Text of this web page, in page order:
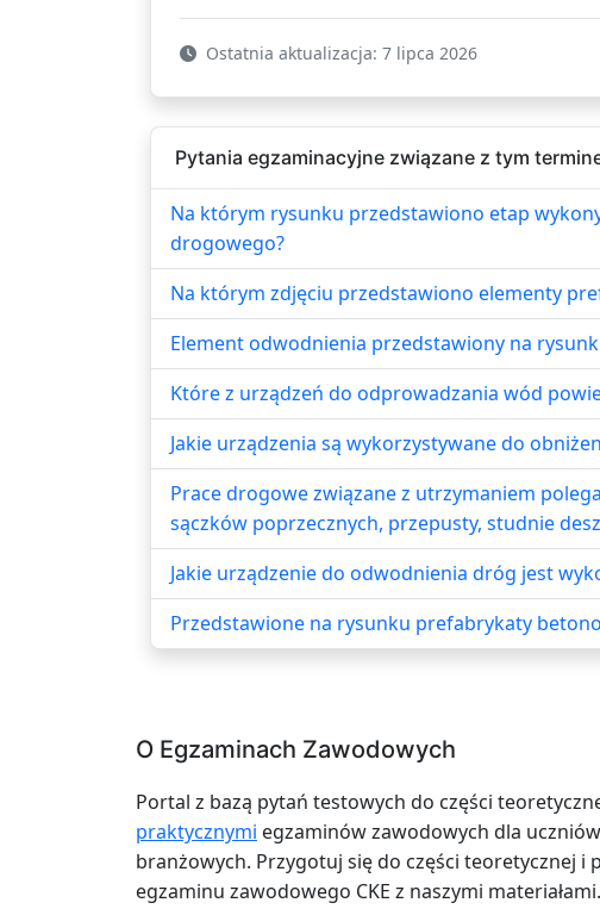
Ostatnia aktualizacja: 7 lipca 2026
Pytania egzaminacyjne związane z tym
Na którym rysunku przedstawiono etap
drogowego?
Na którym zdjęciu przedstawiono elementy
Element odwodnienia przedstawiony na
Które z urządzeń do odprowadzania wód
Jakie urządzenia są wykorzystywane do
Prace drogowe związane z utrzymaniem
sączków poprzecznych, przepusty, studnie
Jakie urządzenie do odwodnienia dróg jest
Przedstawione na rysunku prefabrykaty
O Egzaminach Zawodowych
Portal z bazą pytań testowych do części
praktycznymi egzaminów zawodowych dla
branżowych. Przygotuj się do części teoretycznej i
egzaminu zawodowego CKE z naszymi materiałami.